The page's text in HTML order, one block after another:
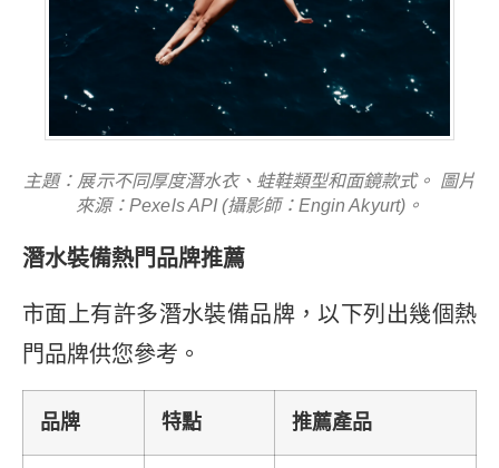
主題：展示不同厚度潛水衣、蛙鞋類型和面鏡款式。 圖片
來源：Pexels API (攝影師：Engin Akyurt)。
潛水裝備熱門品牌推薦
市面上有許多潛水裝備品牌，以下列出幾個熱
門品牌供您參考。
品牌 特點 推薦產品